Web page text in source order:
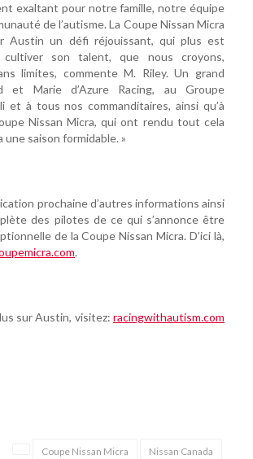
exaltant pour notre famille, notre équipe
de l’autisme. La Coupe Nissan Micra
Austin un défi réjouissant, qui plus est
son talent, que nous croyons,
limites, commente M. Riley. Un grand
et Marie d’Azure Racing, au Groupe
et à tous nos commanditaires, ainsi qu’à
Nissan Micra, qui ont rendu tout cela
une saison formidable. »
prochaine d’autres informations ainsi
des pilotes de ce qui s’annonce être
de la Coupe Nissan Micra. D’ici là,
.
sur Austin, visitez: racingwithautism.com
Coupe Nissan Micra Nissan Canada